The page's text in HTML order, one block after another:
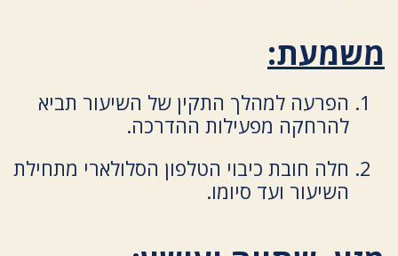
משמעת:
הפרעה למהלך התקין של השיעור תביא
להרחקה מפעילות ההדרכה.
חלה חובת כיבוי הטלפון הסלולארי מתחילת
השיעור ועד סיומו.